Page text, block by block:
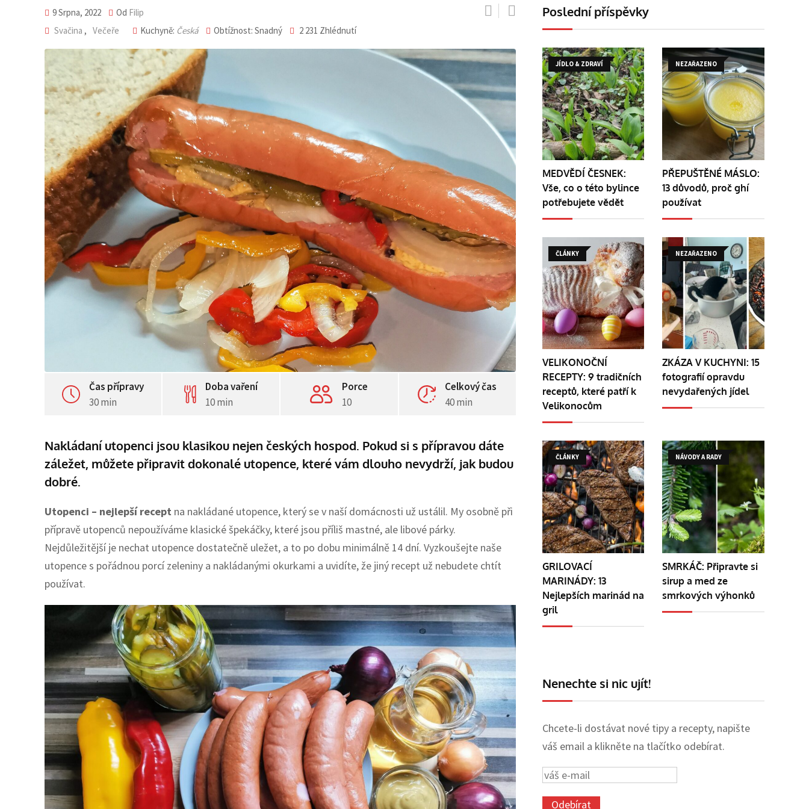
9 Srpna, 2022 Od Filip
Svačina , Večeře Kuchyně: Česká Obtížnost: Snadný 2 231 Zhlédnutí
Čas přípravy
30 min
Doba vaření
10 min
Porce
10
Celkový čas
40 min
Nakládaní utopenci jsou klasikou nejen českých hospod. Pokud si s přípravou dáte
záležet, můžete připravit dokonalé utopence, které vám dlouho nevydrží, jak budou
dobré.
Utopenci – nejlepší recept na nakládané utopence, který se v naší domácnosti už ustálil. My osobně při
přípravě utopenců nepoužíváme klasické špekáčky, které jsou příliš mastné, ale libové párky.
Nejdůležitější je nechat utopence dostatečně uležet, a to po dobu minimálně 14 dní. Vyzkoušejte naše
utopence s pořádnou porcí zeleniny a nakládanými okurkami a uvidíte, že jiný recept už nebudete chtít
používat.
Poslední příspěvky
JÍDLO & ZDRAVÍ
MEDVĚDÍ ČESNEK:
Vše, co o této bylince
potřebujete vědět
NEZAŘAZENO
PŘEPUŠTĚNÉ MÁSLO:
13 důvodů, proč ghí
používat
ČLÁNKY
VELIKONOČNÍ
RECEPTY: 9 tradičních
receptů, které patří k
Velikonocům
NEZAŘAZENO
ZKÁZA V KUCHYNI: 15
fotografií opravdu
nevydařených jídel
ČLÁNKY
GRILOVACÍ
MARINÁDY: 13
Nejlepších marinád na
gril
NÁVODY A RADY
SMRKÁČ: Připravte si
sirup a med ze
smrkových výhonků
Nenechte si nic ujít!
Chcete-li dostávat nové tipy a recepty, napište
váš email a klikněte na tlačítko odebírat.